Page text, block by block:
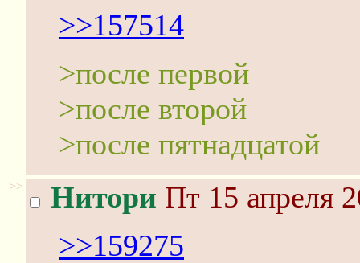
>>157514
>после первой
>после второй
>после пятнадцатой
>> Нитори Пт 15 апреля
>>159275